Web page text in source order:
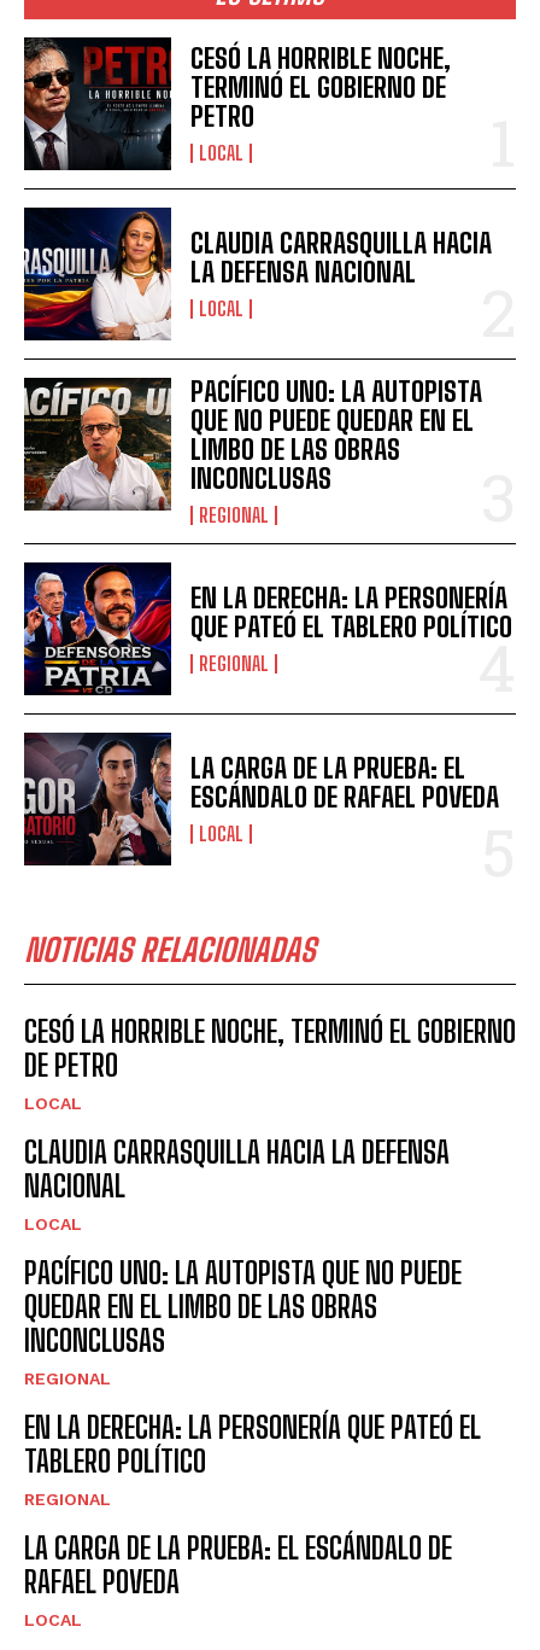
CESÓ LA HORRIBLE NOCHE,
TERMINÓ EL GOBIERNO DE
PETRO
LOCAL
CLAUDIA CARRASQUILLA HACIA
LA DEFENSA NACIONAL
LOCAL
PACÍFICO UNO: LA AUTOPISTA
QUE NO PUEDE QUEDAR EN EL
LIMBO DE LAS OBRAS
INCONCLUSAS
REGIONAL
EN LA DERECHA: LA PERSONERÍA
QUE PATEÓ EL TABLERO POLÍTICO
REGIONAL
LA CARGA DE LA PRUEBA: EL
ESCÁNDALO DE RAFAEL POVEDA
LOCAL
NOTICIAS RELACIONADAS
CESÓ LA HORRIBLE NOCHE, TERMINÓ EL GOBIERNO
DE PETRO
LOCAL
CLAUDIA CARRASQUILLA HACIA LA DEFENSA
NACIONAL
LOCAL
PACÍFICO UNO: LA AUTOPISTA QUE NO PUEDE
QUEDAR EN EL LIMBO DE LAS OBRAS
INCONCLUSAS
REGIONAL
EN LA DERECHA: LA PERSONERÍA QUE PATEÓ EL
TABLERO POLÍTICO
REGIONAL
LA CARGA DE LA PRUEBA: EL ESCÁNDALO DE
RAFAEL POVEDA
LOCAL